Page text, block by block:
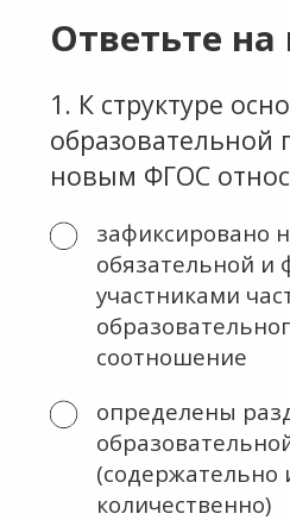
Ответьте на
1 . К структуре
новым ФГОС
зафиксировано
обязательной и
участниками
соотношение
определены
(содержательно
количественно)